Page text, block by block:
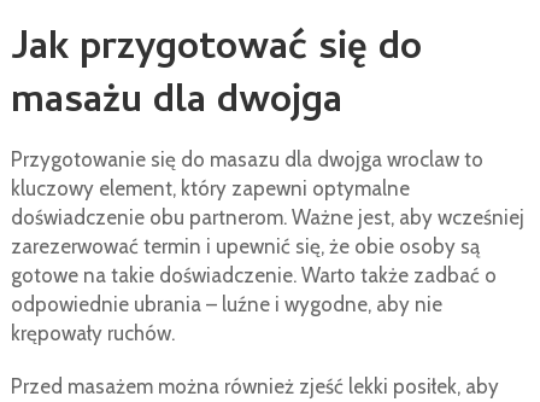
Jak przygotować się do
masażu dla dwojga
Przygotowanie się do masazu dla dwojga wroclaw to
kluczowy element, który zapewni optymalne
doświadczenie obu partnerom. Ważne jest, aby wcześniej
zarezerwować termin i upewnić się, że obie osoby są
gotowe na takie doświadczenie. Warto także zadbać o
odpowiednie ubrania – luźne i wygodne, aby nie
krępowały ruchów.
Przed masażem można również zjeść lekki posiłek, aby